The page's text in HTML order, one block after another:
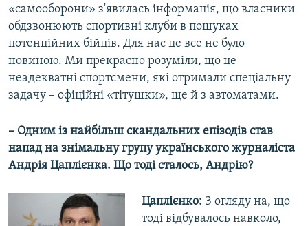
«самооборони» з'явилась інформація, що власники
обдзвонюють спортивні клуби в пошуках
потенційних бійців. Для нас це все не було
новиною. Ми прекрасно розуміли, що це
неадекватні спортсмени, які отримали спеціальну
задачу – офіційні «тітушки», ще й з автоматами.
– Одним із найбільш скандальних епізодів став
напад на знімальну групу українського журналіста
Андрія Цаплієнка. Що тоді сталось, Андрію?
Цаплієнко: З огляду на, що
тоді відбувалось навколо,